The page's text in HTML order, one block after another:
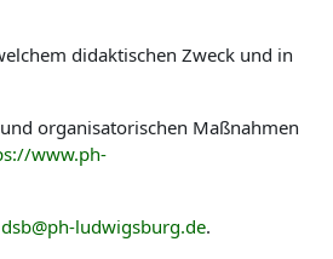
didaktischen Zweck und in
organisatorischen Maßnahmen
www.ph-
dsb@ph-ludwigsburg.de.